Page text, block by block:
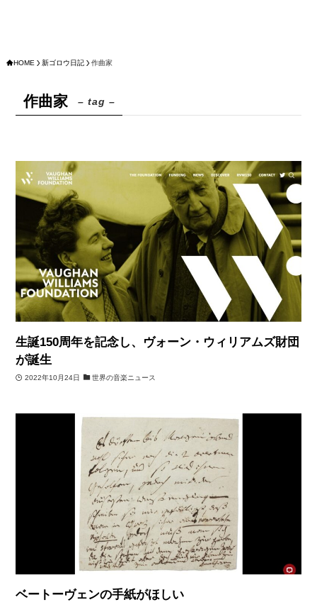
HOME 新ゴロウ日記 作曲家
作曲家 – tag –
生誕150周年を記念し、ヴォーン・ウィリアムズ財団
が誕生
2022年10月24日 世界の音楽ニュース
ベートーヴェンの手紙がほしい